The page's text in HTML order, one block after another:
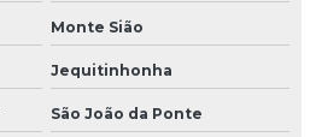
Monte Sião
Jequitinhonha
São João da Ponte